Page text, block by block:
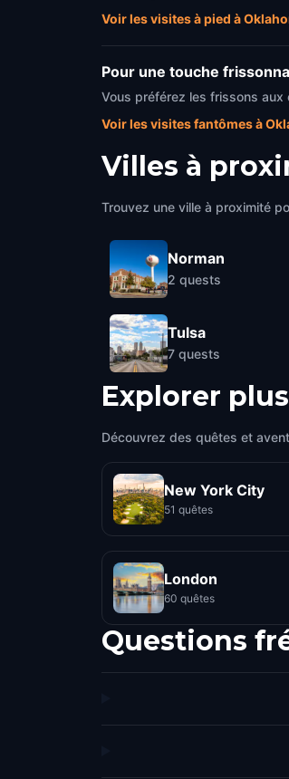
Voir les visites à pied à
Pour une touche
Vous préférez les frissons aux
Voir les visites fantômes à
Villes à
Trouvez une ville à proximité
Norman
2 quests
Tulsa
7 quests
Explorer
Découvrez des quêtes et
New York City
51 quêtes
London
60 quêtes
Questions